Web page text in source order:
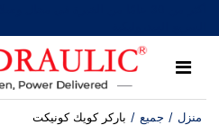
منزل / جميع / باركر كويك كونيكت